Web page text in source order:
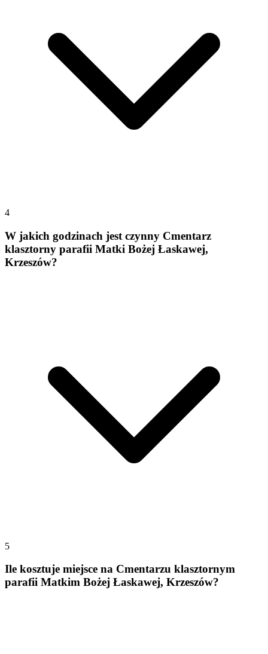
4
W jakich godzinach jest czynny Cmentarz
klasztorny parafii Matki Bożej Łaskawej,
Krzeszów?
5
Ile kosztuje miejsce na Cmentarzu klasztornym
parafii Matkim Bożej Łaskawej, Krzeszów?